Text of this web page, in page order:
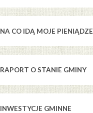
NA CO IDĄ MOJE PIENIĄDZE
RAPORT O STANIE GMINY
INWESTYCJE GMINNE